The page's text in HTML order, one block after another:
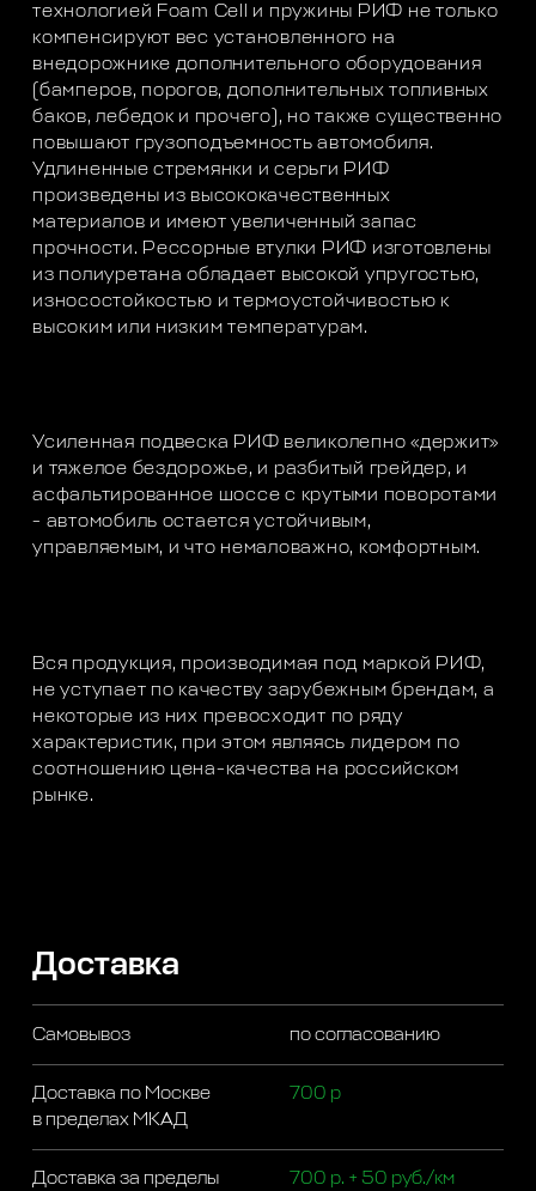
технологией Foam Cell и пружины РИФ не только
компенсируют вес установленного на
внедорожнике дополнительного оборудования
(бамперов, порогов, дополнительных топливных
баков, лебедок и прочего), но также существенно
повышают грузоподъемность автомобиля.
Удлиненные стремянки и серьги РИФ
произведены из высококачественных
материалов и имеют увеличенный запас
прочности. Рессорные втулки РИФ изготовлены
из полиуретана обладает высокой упругостью,
износостойкостью и термоустойчивостью к
высоким или низким температурам.
Усиленная подвеска РИФ великолепно «держит»
и тяжелое бездорожье, и разбитый грейдер, и
асфальтированное шоссе с крутыми поворотами
- автомобиль остается устойчивым,
управляемым, и что немаловажно, комфортным.
Вся продукция, производимая под маркой РИФ,
не уступает по качеству зарубежным брендам, а
некоторые из них превосходит по ряду
характеристик, при этом являясь лидером по
соотношению цена-качества на российском
рынке.
Доставка
Самовывоз по согласованию
Доставка по Москве
в пределах МКАД
700 р
Доставка за пределы 700 р. + 50 руб./км